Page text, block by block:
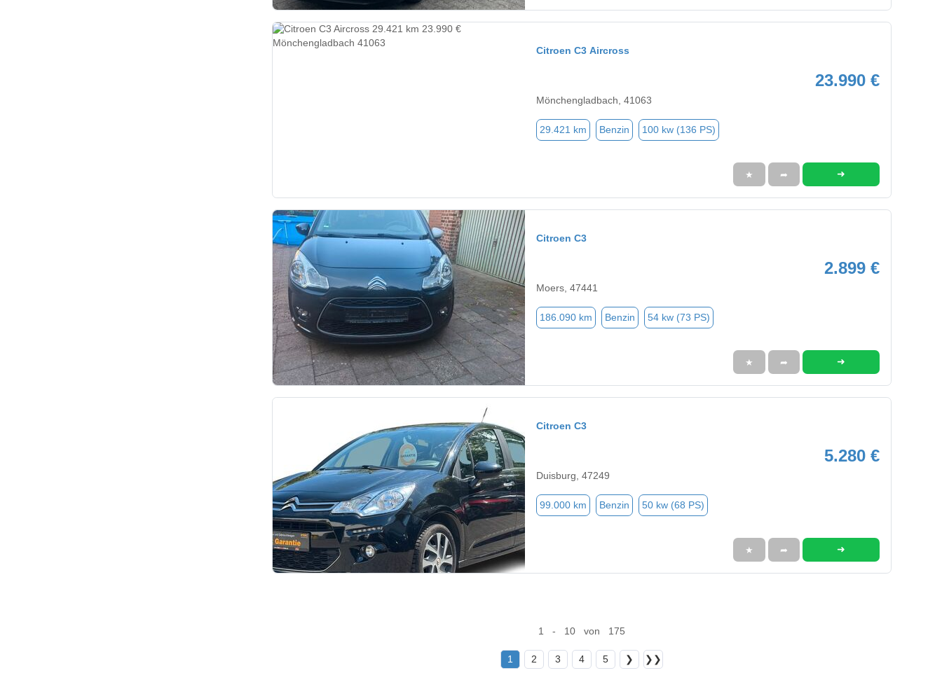
Citroen C3 Aircross
23.990 €
Mönchengladbach, 41063
29.421 km Benzin 100 kw (136 PS)
★ ➦ ➜
Citroen C3
2.899 €
Moers, 47441
186.090 km Benzin 54 kw (73 PS)
★ ➦ ➜
Citroen C3
5.280 €
Duisburg, 47249
99.000 km Benzin 50 kw (68 PS)
★ ➦ ➜
1 - 10 von 175
1 2 3 4 5 ❯ ❯❯